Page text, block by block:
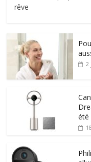
rêve
2
été